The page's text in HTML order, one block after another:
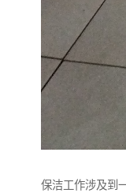
保洁工作涉及到